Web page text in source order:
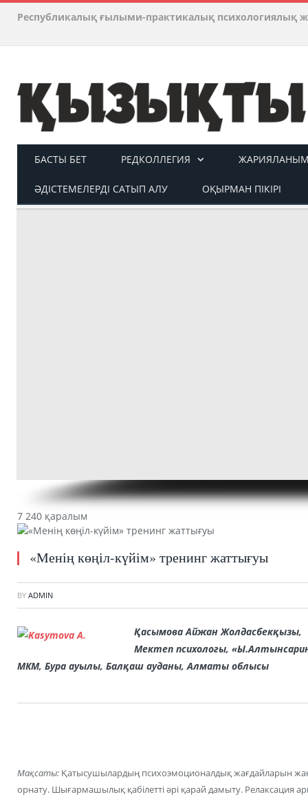
Республикалық ғылыми-практикалық психологиялық
БАСТЫ БЕТ РЕДКОЛЛЕГИЯ ЖАРИЯЛАНЫМ
ӘДІСТЕМЕЛЕРДІ САТЫП АЛУ ОҚЫРМАН ПІКІРІ
7 240 қаралым
«Менің көңіл-күйім» тренинг жаттығуы
BY ADMIN
Қасымова Айжан Жолдасбекқызы,
Мектеп психологы,
МКМ, Бура ауылы, Балқаш ауданы, Алматы облысы
Мақсаты: Қатысушылардың психоэмоционалдық жағдайларын
орнату. Шығармашылық қабілетті әрі қарай дамыту. Релаксация